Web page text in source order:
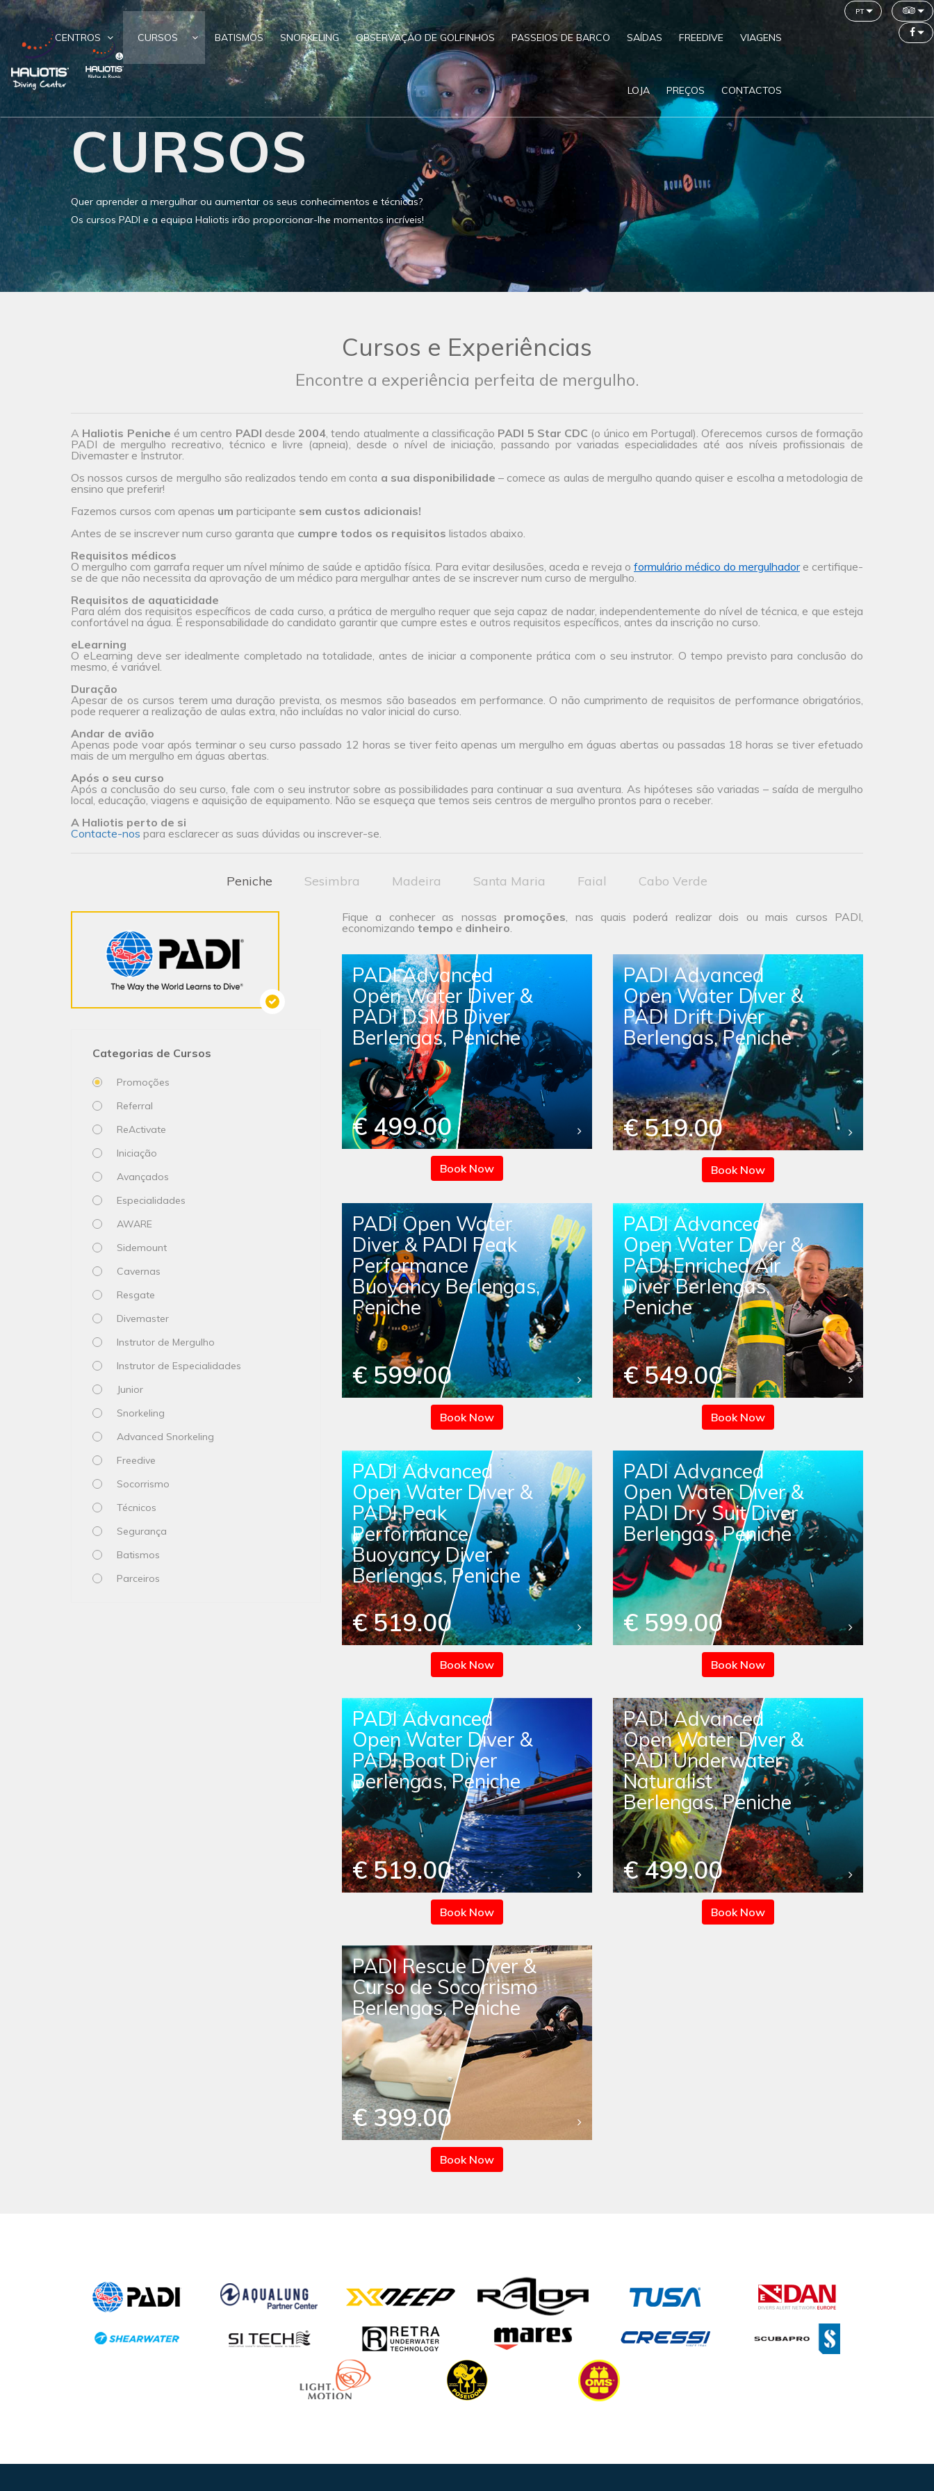
CENTROS CURSOS BATISMOS SNORKELING OBSERVAÇÃO DE GOLFINHOS PASSEIOS DE BARCO SAÍDAS FREEDIVE VIAGENS
LOJA PREÇOS CONTACTOS
pt
CURSOS
Quer aprender a mergulhar ou aumentar os seus conhecimentos e técnicas?
Os cursos PADI e a equipa Haliotis irão proporcionar-lhe momentos incríveis!
Cursos e Experiências
Encontre a experiência perfeita de mergulho.
A Haliotis Peniche é um centro PADI desde 2004, tendo atualmente a classificação PADI 5 Star CDC (o único em Portugal). Oferecemos cursos de formação
PADI de mergulho recreativo, técnico e livre (apneia), desde o nível de iniciação, passando por variadas especialidades até aos níveis profissionais de
Divemaster e Instrutor.
Os nossos cursos de mergulho são realizados tendo em conta a sua disponibilidade – comece as aulas de mergulho quando quiser e escolha a metodologia de
ensino que preferir!
Fazemos cursos com apenas um participante sem custos adicionais!
Antes de se inscrever num curso garanta que cumpre todos os requisitos listados abaixo.
Requisitos médicos
O mergulho com garrafa requer um nível mínimo de saúde e aptidão física. Para evitar desilusões, aceda e reveja o formulário médico do mergulhadore certifique-
se de que não necessita da aprovação de um médico para mergulhar antes de se inscrever num curso de mergulho.
Requisitos de aquaticidade
Para além dos requisitos específicos de cada curso, a prática de mergulho requer que seja capaz de nadar, independentemente do nível de técnica, e que esteja
confortável na água. É responsabilidade do candidato garantir que cumpre estes e outros requisitos específicos, antes da inscrição no curso.
eLearning
O eLearning deve ser idealmente completado na totalidade, antes de iniciar a componente prática com o seu instrutor. O tempo previsto para conclusão do
mesmo, é variável.
Duração
Apesar de os cursos terem uma duração prevista, os mesmos são baseados em performance. O não cumprimento de requisitos de performance obrigatórios,
pode requerer a realização de aulas extra, não incluídas no valor inicial do curso.
Andar de avião
Apenas pode voar após terminar o seu curso passado 12 horas se tiver feito apenas um mergulho em águas abertas ou passadas 18 horas se tiver efetuado
mais de um mergulho em águas abertas.
Após o seu curso
Após a conclusão do seu curso, fale com o seu instrutor sobre as possibilidades para continuar a sua aventura. As hipóteses são variadas – saída de mergulho
local, educação, viagens e aquisição de equipamento. Não se esqueça que temos seis centros de mergulho prontos para o receber.
A Haliotis perto de si
Contacte-nos para esclarecer as suas dúvidas ou inscrever-se.
Peniche Sesimbra Madeira Santa Maria Faial Cabo Verde
Categorias de Cursos
Promoções
Referral
ReActivate
Iniciação
Avançados
Especialidades
AWARE
Sidemount
Cavernas
Resgate
Divemaster
Instrutor de Mergulho
Instrutor de Especialidades
Junior
Snorkeling
Advanced Snorkeling
Freedive
Socorrismo
Técnicos
Segurança
Batismos
Parceiros
Fique a conhecer as nossas promoções, nas quais poderá realizar dois ou mais cursos PADI,
economizando tempo e dinheiro.
PADI Advanced
Open Water Diver &
PADI DSMB Diver
Berlengas, Peniche
€ 499.00
Book Now
PADI Advanced
Open Water Diver &
PADI Drift Diver
Berlengas, Peniche
€ 519.00
Book Now
PADI Open Water
Diver & PADI Peak
Performance
Buoyancy Berlengas,
Peniche
€ 599.00
Book Now
PADI Advanced
Open Water Diver &
PADI Enriched Air
Diver Berlengas,
Peniche
€ 549.00
Book Now
PADI Advanced
Open Water Diver &
PADI Peak
Performance
Buoyancy Diver
Berlengas, Peniche
€ 519.00
Book Now
PADI Advanced
Open Water Diver &
PADI Dry Suit Diver
Berlengas, Peniche
€ 599.00
Book Now
PADI Advanced
Open Water Diver &
PADI Boat Diver
Berlengas, Peniche
€ 519.00
Book Now
PADI Advanced
Open Water Diver &
PADI Underwater
Naturalist
Berlengas, Peniche
€ 499.00
Book Now
PADI Rescue Diver &
Curso de Socorrismo
Berlengas, Peniche
€ 399.00
Book Now